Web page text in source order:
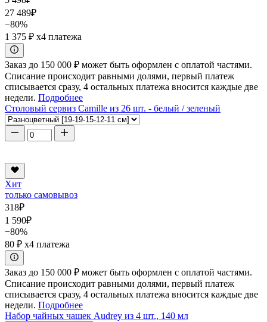
27 489₽
−80%
1 375 ₽ x4 платежа
Заказ до 150 000 ₽ может быть оформлен с оплатой частями.
Списание происходит равными долями, первый платеж
списывается сразу, 4 остальных платежа вносится каждые две
недели. Подробнее
Столовый сервиз Camille из 26 шт. - белый / зеленый
Хит
только самовывоз
318₽
1 590₽
−80%
80 ₽ x4 платежа
Заказ до 150 000 ₽ может быть оформлен с оплатой частями.
Списание происходит равными долями, первый платеж
списывается сразу, 4 остальных платежа вносится каждые две
недели. Подробнее
Набор чайных чашек Audrey из 4 шт., 140 мл